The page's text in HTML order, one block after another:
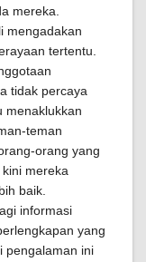
mereka.
mengadakan
tertentu.
tidak percaya
menaklukkan
teman
orang yang
mereka
baik.
informasi
yang
pengalaman ini